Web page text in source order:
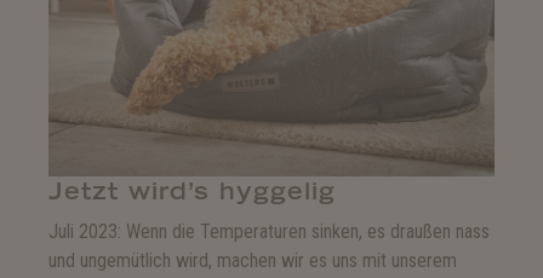
Jetzt wird’s hyggelig
Juli 2023: Wenn die Temperaturen sinken, es draußen nass
und ungemütlich wird, machen wir es uns mit unserem